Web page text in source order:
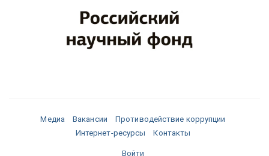
Медиа Вакансии
Противодействие коррупции
Интернет-ресурсы
Контакты
Войти